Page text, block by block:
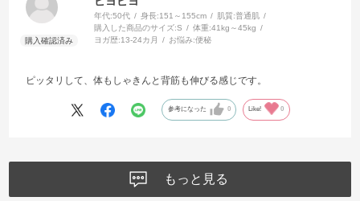
年代:50代 身長:151～155cm 肌質:普通肌
購入した商品のサイズ:S 体重:41kg～45kg
ヨガ歴:13-24カ月 お悩み:便秘
ピッタリして、体もしゃきんと背筋も伸びる感じです。
参考になった 0 Like! 0
もっと見る